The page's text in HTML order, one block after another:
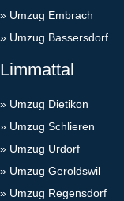
» Umzug Embrach
» Umzug Bassersdorf
Limmattal
» Umzug Dietikon
» Umzug Schlieren
» Umzug Urdorf
» Umzug Geroldswil
» Umzug Regensdorf